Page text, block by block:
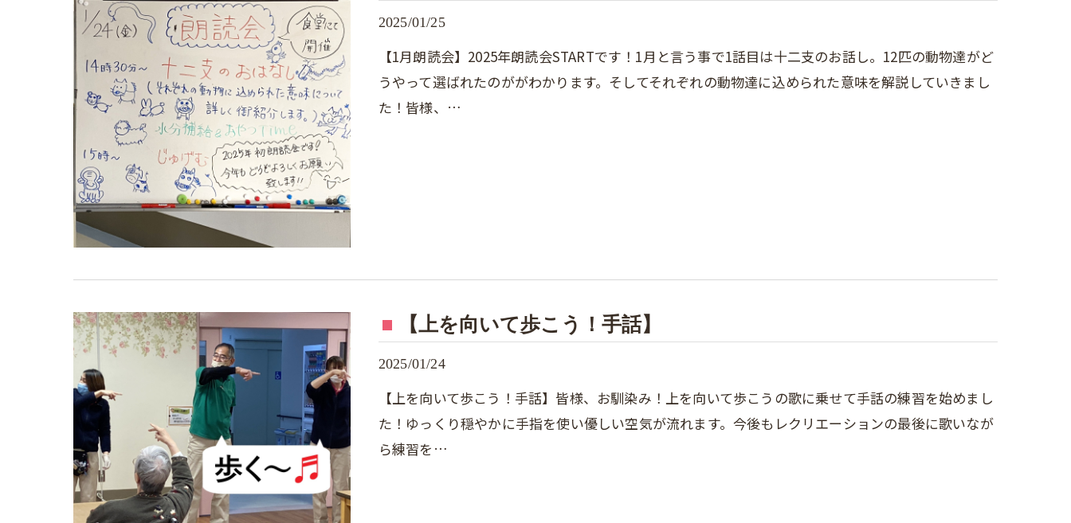
2025/01/25
【1月朗読会】2025年朗読会STARTです！1月と言う事で1話目は十二支のお話し。12匹の動物達がど
うやって選ばれたのががわかります。そしてそれぞれの動物達に込められた意味を解説していきまし
た！皆様、…
【上を向いて歩こう！手話】
2025/01/24
【上を向いて歩こう！手話】皆様、お馴染み！上を向いて歩こうの歌に乗せて手話の練習を始めまし
た！ゆっくり穏やかに手指を使い優しい空気が流れます。今後もレクリエーションの最後に歌いなが
ら練習を…